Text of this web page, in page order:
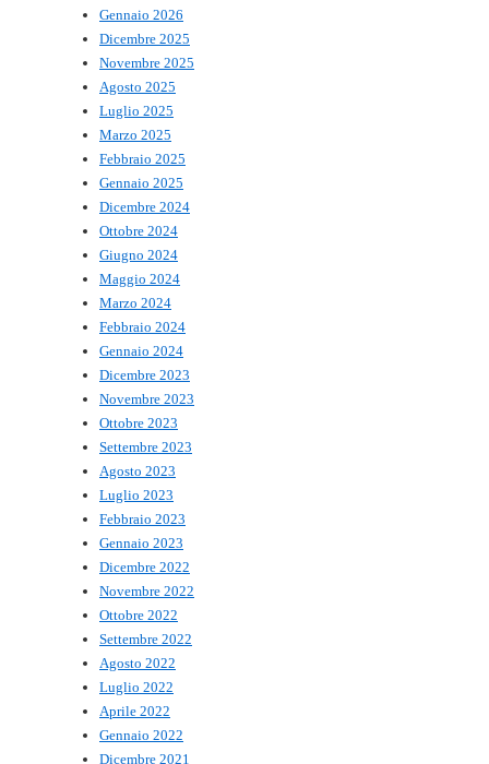
Gennaio 2026
Dicembre 2025
Novembre 2025
Agosto 2025
Luglio 2025
Marzo 2025
Febbraio 2025
Gennaio 2025
Dicembre 2024
Ottobre 2024
Giugno 2024
Maggio 2024
Marzo 2024
Febbraio 2024
Gennaio 2024
Dicembre 2023
Novembre 2023
Ottobre 2023
Settembre 2023
Agosto 2023
Luglio 2023
Febbraio 2023
Gennaio 2023
Dicembre 2022
Novembre 2022
Ottobre 2022
Settembre 2022
Agosto 2022
Luglio 2022
Aprile 2022
Gennaio 2022
Dicembre 2021